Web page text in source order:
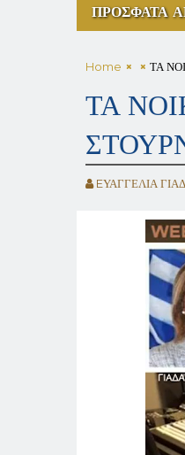
ΠΡΟΣΦΑΤΑ
Home ΤΑ
ΤΑ
EΥΑΓΓΕΛΙΑ